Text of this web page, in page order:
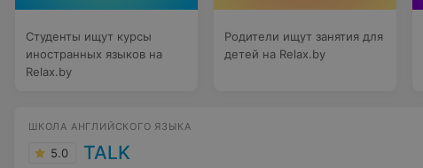
Студенты ищут курсы
иностранных языков на
Relax.by
Родители ищут занятия для
детей на Relax.by
ШКОЛА АНГЛИЙСКОГО ЯЗЫКА
5.0 TALK